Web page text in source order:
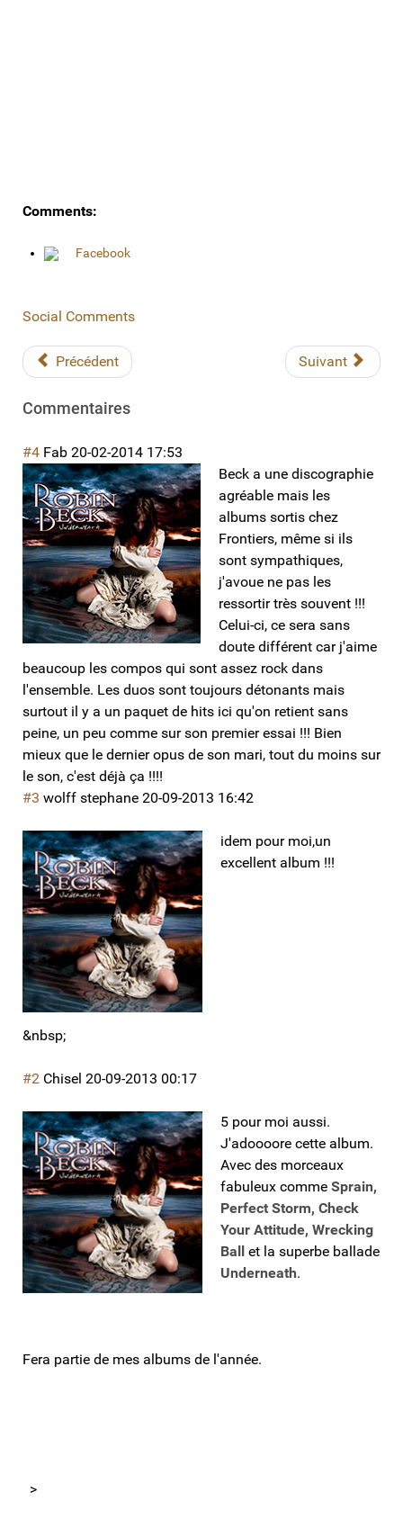
Comments:
Facebook
Social Comments
Précédent Suivant
Commentaires
#4 Fab 20-02-2014 17:53
Beck a une discographie
agréable mais les
albums sortis chez
Frontiers, même si ils
sont sympathiques,
j'avoue ne pas les
ressortir très souvent !!!
Celui-ci, ce sera sans
doute différent car j'aime
beaucoup les compos qui sont assez rock dans
l'ensemble. Les duos sont toujours détonants mais
surtout il y a un paquet de hits ici qu'on retient sans
peine, un peu comme sur son premier essai !!! Bien
mieux que le dernier opus de son mari, tout du moins sur
le son, c'est déjà ça !!!!
#3 wolff stephane 20-09-2013 16:42
idem pour moi,un
excellent album !!!
&nbsp;
#2 Chisel 20-09-2013 00:17
5 pour moi aussi.
J'adoooore cette album.
Avec des morceaux
fabuleux comme Sprain,
Perfect Storm, Check
Your Attitude, Wrecking
Ball et la superbe ballade
Underneath.
Fera partie de mes albums de l'année.
>